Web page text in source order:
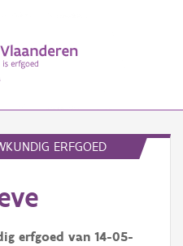
ERFGOED
erfgoed van 14-05-